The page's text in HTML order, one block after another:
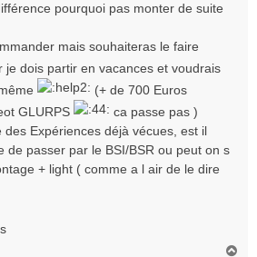
pourquoi pas monter de suite
mais souhaiteras le faire
je dois partir en vacances et voudrais
(+ de 700 Euros
GLURPS
ca passe pas )
des Expériences déjà vécues, est il
de passer par le BSI/BSR ou peut on s
+ light ( comme a l air de le dire